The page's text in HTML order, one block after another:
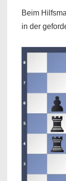
Beim
in der